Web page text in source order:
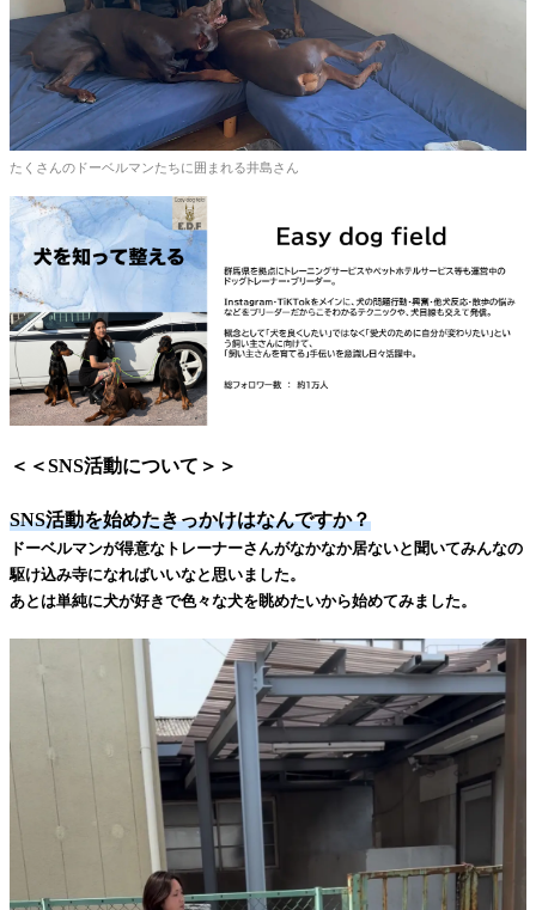
たくさんのドーベルマンたちに囲まれる井島さん
＜＜SNS活動について＞＞
SNS活動を始めたきっかけはなんですか？
ドーベルマンが得意なトレーナーさんがなかなか居ないと聞いてみんなの
駆け込み寺になればいいなと思いました。
あとは単純に犬が好きで色々な犬を眺めたいから始めてみました。